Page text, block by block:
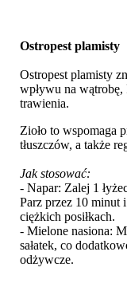
Ostropest plamisty
Ostropest plamisty
wpływu na
trawienia.
Zioło to wspomaga
tłuszczów, a także
Jak stosować:
- Napar: Zalej 1
Parz przez 10 minut
ciężkich posiłkach.
- Mielone nasiona:
sałatek, co
odżywcze.